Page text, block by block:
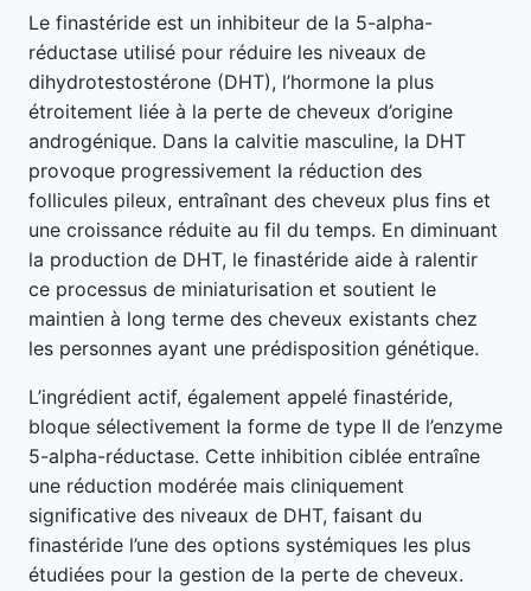
Le finastéride est un inhibiteur de la 5-alpha-
réductase utilisé pour réduire les niveaux de
dihydrotestostérone (DHT), l’hormone la plus
étroitement liée à la perte de cheveux d’origine
androgénique. Dans la calvitie masculine, la DHT
provoque progressivement la réduction des
follicules pileux, entraînant des cheveux plus fins et
une croissance réduite au fil du temps. En diminuant
la production de DHT, le finastéride aide à ralentir
ce processus de miniaturisation et soutient le
maintien à long terme des cheveux existants chez
les personnes ayant une prédisposition génétique.
L’ingrédient actif, également appelé finastéride,
bloque sélectivement la forme de type II de l’enzyme
5-alpha-réductase. Cette inhibition ciblée entraîne
une réduction modérée mais cliniquement
significative des niveaux de DHT, faisant du
finastéride l’une des options systémiques les plus
étudiées pour la gestion de la perte de cheveux.